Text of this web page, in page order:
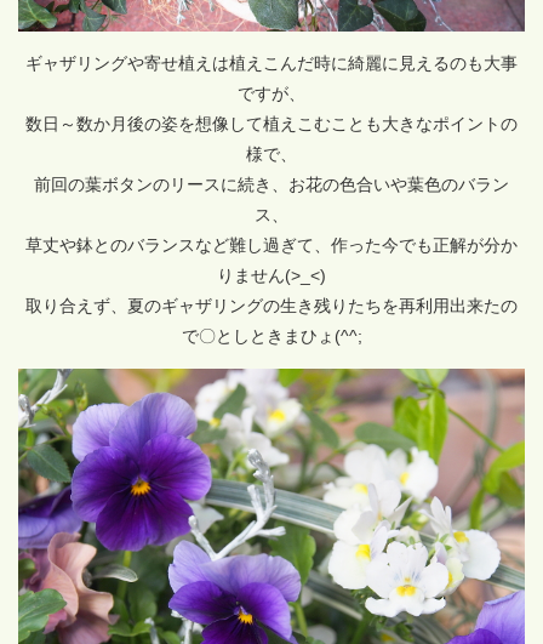
ギャザリングや寄せ植えは植えこんだ時に綺麗に見えるのも大事
ですが、
数日～数か月後の姿を想像して植えこむことも大きなポイントの
様で、
前回の葉ボタンのリースに続き、お花の色合いや葉色のバラン
ス、
草丈や鉢とのバランスなど難し過ぎて、作った今でも正解が分か
りません(>_<)
取り合えず、夏のギャザリングの生き残りたちを再利用出来たの
で〇としときまひょ(^^;